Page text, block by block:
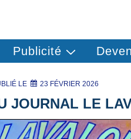
Publicité
LE 23 FÉVRIER 2026
JOURNAL LE